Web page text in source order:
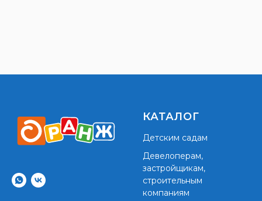
КАТАЛОГ
Детским садам
Девелоперам,
застройщикам,
строительным
компаниям